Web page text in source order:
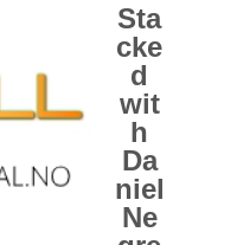
Sta
cke
d
wit
h
Da
niel
Ne